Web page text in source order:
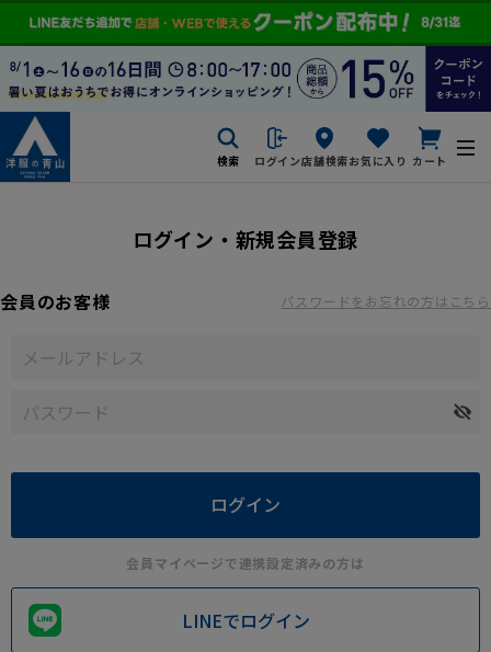
検索 ログイン店舗検索お気に入り カート
ログイン・新規会員登録
会員のお客様 パスワードをお忘れの方はこちら
会員マイページで連携設定済みの方は
LINEでログイン